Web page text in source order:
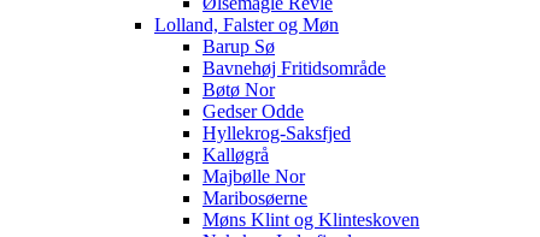
Lolland, Falster og Møn
Barup Sø
Bavnehøj Fritidsområde
Bøtø Nor
Gedser Odde
Hyllekrog-Saksfjed
Kalløgrå
Majbølle Nor
Maribosøerne
Møns Klint og Klinteskoven